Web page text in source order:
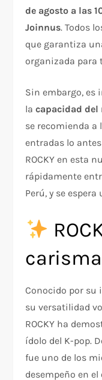
de agosto a las
Joinnus. Todos
que garantiza
organizada para
Sin embargo, es
lacapacidad
se recomienda
entradas lo
ROCKY en esta
rápidamente
Perú, y se
Conocido por su
su versatilidad
ROCKY ha
ídolo del K-pop.
fue uno de los
desempeño en